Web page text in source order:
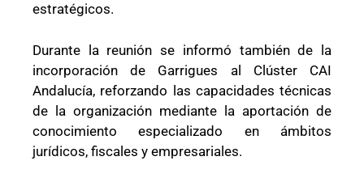
estratégicos.
Durante la reunión se informó también de la
incorporación de Garrigues al Clúster CAI
Andalucía, reforzando las capacidades técnicas
de la organización mediante la aportación de
conocimiento especializado en ámbitos
jurídicos, fiscales y empresariales.